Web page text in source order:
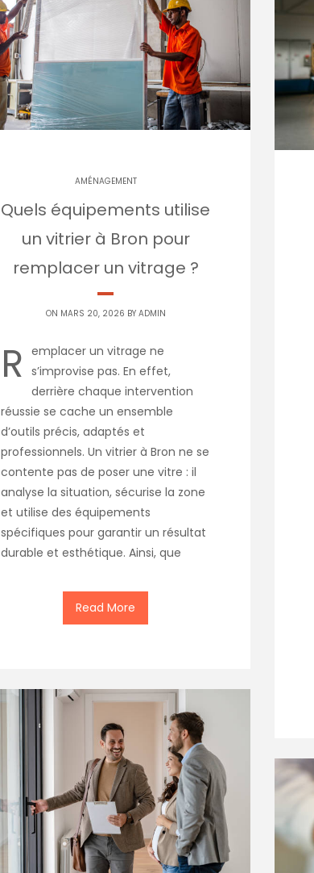
AMÉNAGEMENT
Quels équipements utilise
un vitrier à Bron pour
remplacer un vitrage ?
ON MARS 20, 2026 BY ADMIN
R emplacer un vitrage ne
s’improvise pas. En effet,
derrière chaque intervention
réussie se cache un ensemble
d’outils précis, adaptés et
professionnels. Un vitrier à Bron ne se
contente pas de poser une vitre : il
analyse la situation, sécurise la zone
et utilise des équipements
spécifiques pour garantir un résultat
durable et esthétique. Ainsi, que
Read More